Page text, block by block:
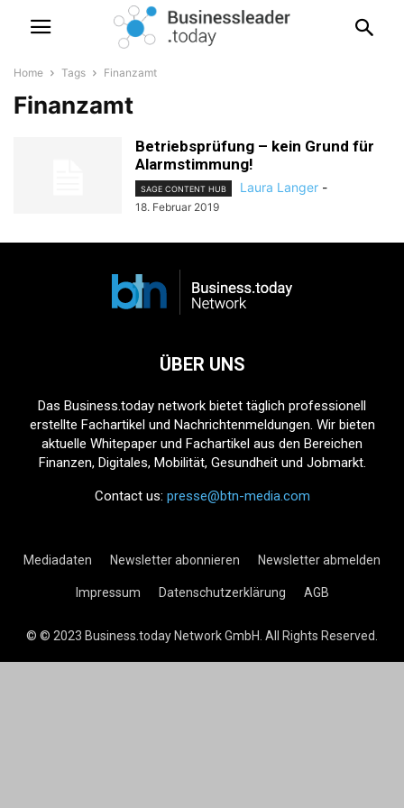
Home Tags Finanzamt
Finanzamt
Betriebsprüfung – kein Grund für
Alarmstimmung!
SAGE CONTENT HUB Laura Langer -
18. Februar 2019
ÜBER UNS
Das Business.today network bietet täglich professionell
erstellte Fachartikel und Nachrichtenmeldungen. Wir bieten
aktuelle Whitepaper und Fachartikel aus den Bereichen
Finanzen, Digitales, Mobilität, Gesundheit und Jobmarkt.
Contact us: presse@btn-media.com
Mediadaten Newsletter abonnieren Newsletter abmelden
Impressum Datenschutzerklärung AGB
© © 2023 Business.today Network GmbH. All Rights Reserved.